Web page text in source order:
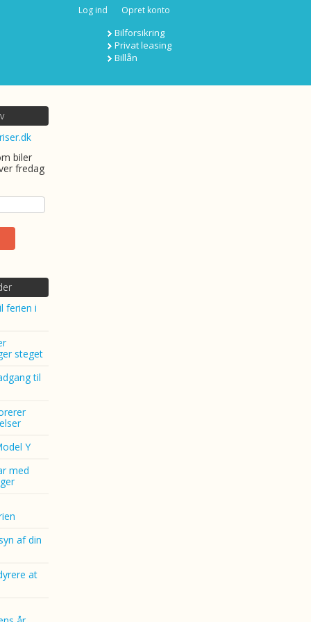
Log ind Opret konto
Bilforsikring
Privat leasing
Billån
biler
fredag
ferien i
steget
til
Y
med
af din
at